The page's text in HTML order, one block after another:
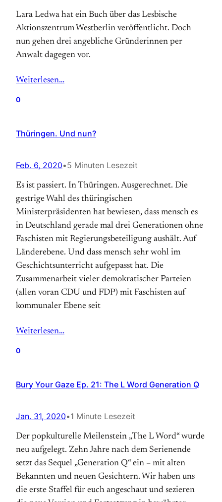
Lara Ledwa hat ein Buch über das Lesbische
Aktionszentrum Westberlin veröffentlicht. Doch
nun gehen drei angebliche Gründerinnen per
Anwalt dagegen vor.
Weiterlesen…
0
Thüringen. Und nun?
Feb. 6, 2020•5 Minuten Lesezeit
Es ist passiert. In Thüringen. Ausgerechnet. Die
gestrige Wahl des thüringischen
Ministerpräsidenten hat bewiesen, dass mensch es
in Deutschland gerade mal drei Generationen ohne
Faschisten mit Regierungsbeteiligung aushält. Auf
Länderebene. Und dass mensch sehr wohl im
Geschichtsunterricht aufgepasst hat. Die
Zusammenarbeit vieler demokratischer Parteien
(allen voran CDU und FDP) mit Faschisten auf
kommunaler Ebene seit
Weiterlesen…
0
Bury Your Gaze Ep. 21: The L Word Generation Q
Jan. 31, 2020•1 Minute Lesezeit
Der popkulturelle Meilenstein „The L Word“ wurde
neu aufgelegt. Zehn Jahre nach dem Serienende
setzt das Sequel „Generation Q“ ein – mit alten
Bekannten und neuen Gesichtern. Wir haben uns
die erste Staffel für euch angeschaut und sezieren